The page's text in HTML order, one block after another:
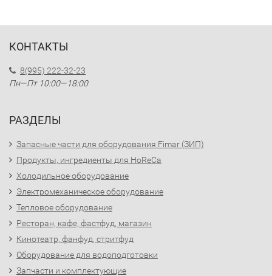
КОНТАКТЫ
8(995) 222-32-23
Пн—Пт 10:00—18:00
РАЗДЕЛЫ
Запасные части для оборудования Fimar (ЗИП)
Продукты, ингредиенты для HoReCa
Холодильное оборудование
Электромеханическое оборудование
Тепловое оборудование
Ресторан, кафе, фастфуд, магазин
Кинотеатр, фанфуд, стритфуд
Оборудование для водоподготовки
Запчасти и комплектующие